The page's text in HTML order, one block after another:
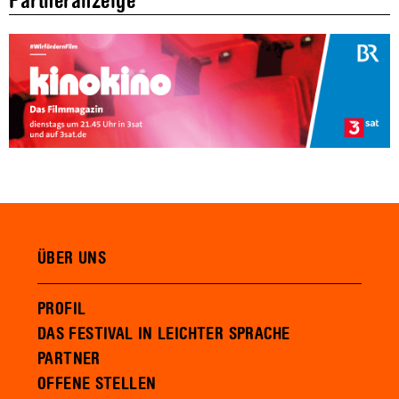
ÜBER UNS
PROFIL
DAS FESTIVAL IN LEICHTER SPRACHE
PARTNER
OFFENE STELLEN